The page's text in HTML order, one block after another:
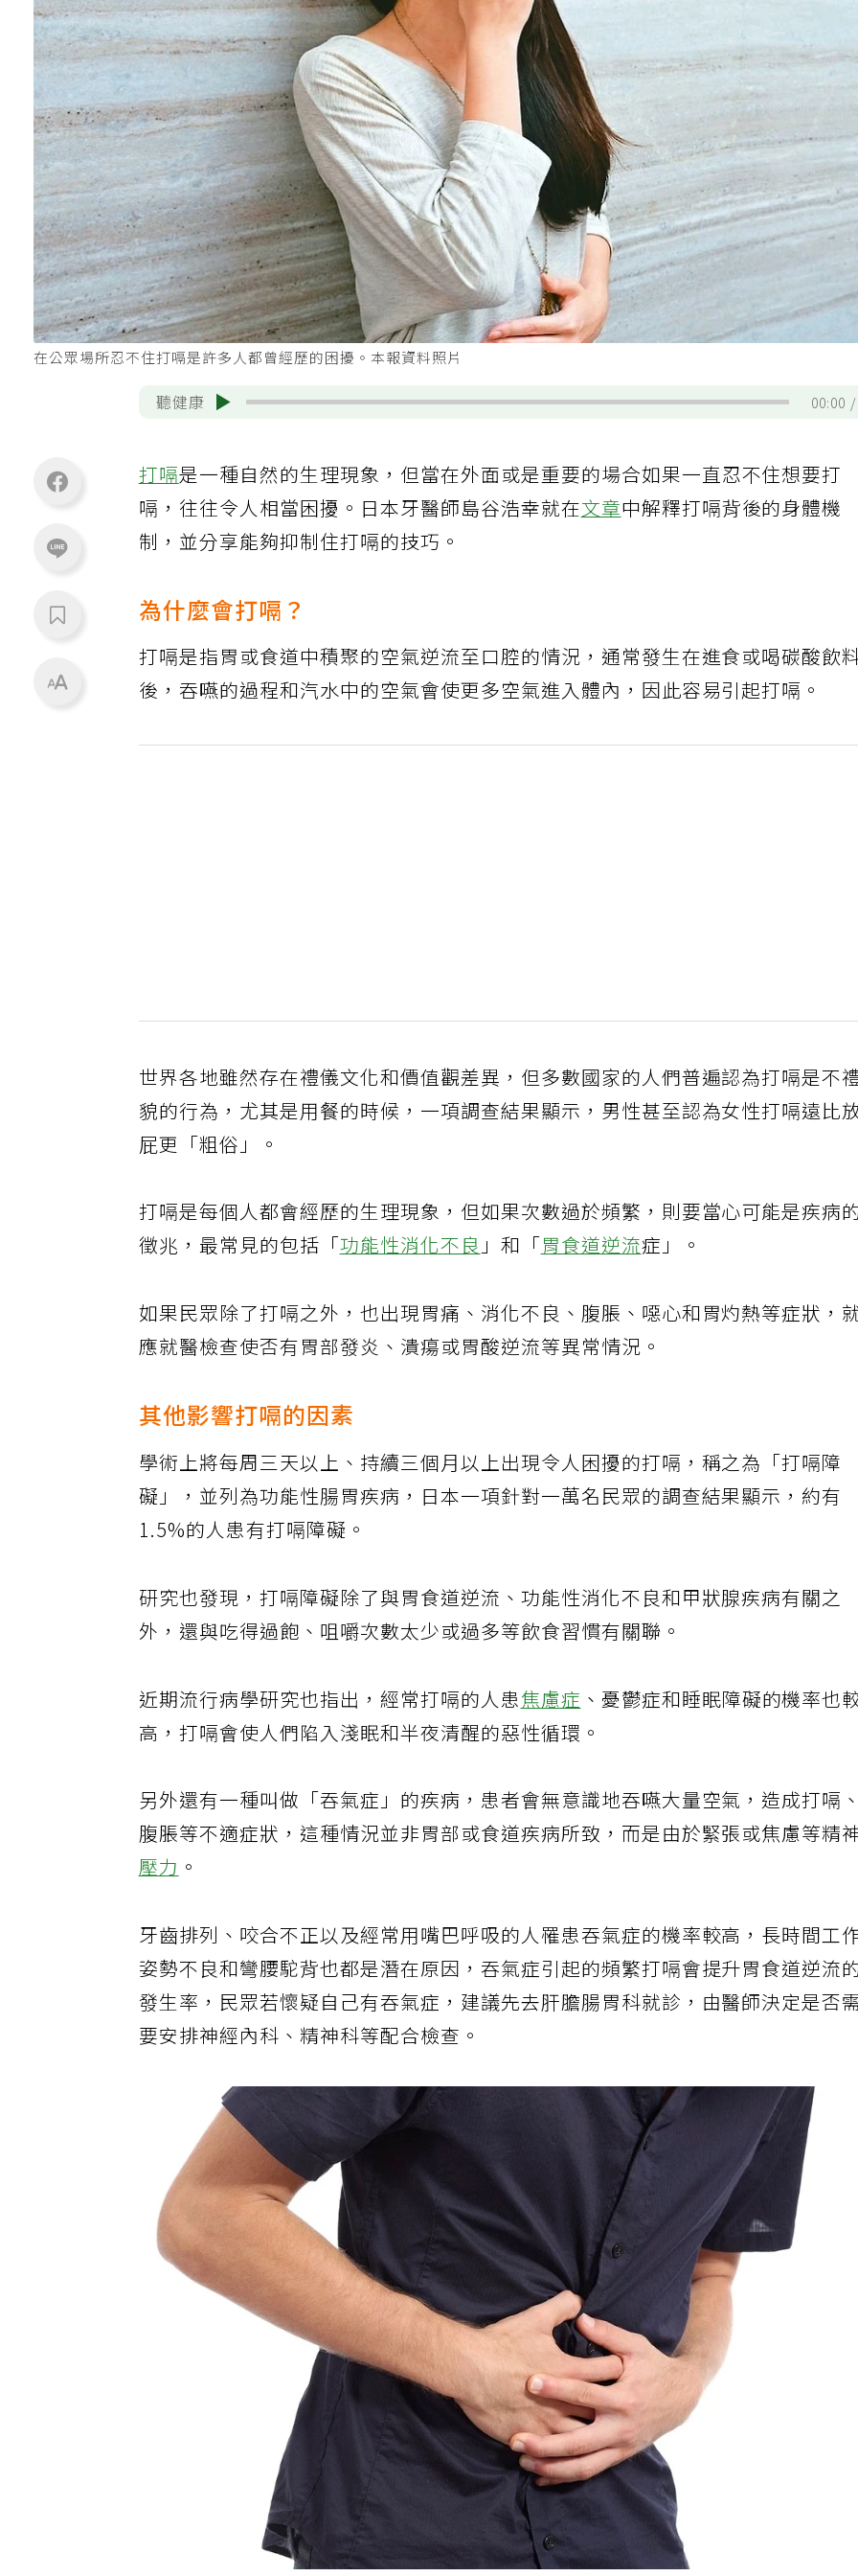
在公眾場所忍不住打嗝是許多人都曾經歷的困擾。本報資料照片
聽健康 00:00
打嗝是一種自然的生理現象，但當在外面或是重要的場合如果一直忍不住想要打
嗝，往往令人相當困擾。日本牙醫師島谷浩幸就在文章中解釋打嗝背後的身體機
制，並分享能夠抑制住打嗝的技巧。
為什麼會打嗝？
打嗝是指胃或食道中積聚的空氣逆流至口腔的情況，通常發生在進食或喝碳酸飲
後，吞嚥的過程和汽水中的空氣會使更多空氣進入體內，因此容易引起打嗝。
世界各地雖然存在禮儀文化和價值觀差異，但多數國家的人們普遍認為打嗝是不
貌的行為，尤其是用餐的時候，一項調查結果顯示，男性甚至認為女性打嗝遠比
屁更「粗俗」。
打嗝是每個人都會經歷的生理現象，但如果次數過於頻繁，則要當心可能是疾病
徵兆，最常見的包括「功能性消化不良」和「胃食道逆流症」。
如果民眾除了打嗝之外，也出現胃痛、消化不良、腹脹、噁心和胃灼熱等症狀，
應就醫檢查使否有胃部發炎、潰瘍或胃酸逆流等異常情況。
其他影響打嗝的因素
學術上將每周三天以上、持續三個月以上出現令人困擾的打嗝，稱之為「打嗝障
礙」，並列為功能性腸胃疾病，日本一項針對一萬名民眾的調查結果顯示，約有
1.5%的人患有打嗝障礙。
研究也發現，打嗝障礙除了與胃食道逆流、功能性消化不良和甲狀腺疾病有關之
外，還與吃得過飽、咀嚼次數太少或過多等飲食習慣有關聯。
近期流行病學研究也指出，經常打嗝的人患焦慮症 、憂鬱症和睡眠障礙的機率也
高，打嗝會使人們陷入淺眠和半夜清醒的惡性循環。
另外還有一種叫做「吞氣症」的疾病，患者會無意識地吞嚥大量空氣，造成打嗝、
腹脹等不適症狀，這種情況並非胃部或食道疾病所致，而是由於緊張或焦慮等精
壓力
牙齒排列、咬合不正以及經常用嘴巴呼吸的人罹患吞氣症的機率較高，長時間工作
姿勢不良和彎腰駝背也都是潛在原因，吞氣症引起的頻繁打嗝會提升胃食道逆流的
發生率，民眾若懷疑自己有吞氣症，建議先去肝膽腸胃科就診，由醫師決定是否需
要安排神經內科、精神科等配合檢查。